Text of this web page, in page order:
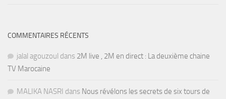
COMMENTAIRES RÉCENTS
jalal agouzoul dans 2M live , 2M en direct : La deuxième chaine
TV Marocaine
MALIKA NASRI dans Nous révélons les secrets de six tours de